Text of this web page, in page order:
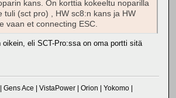
kans. On korttia kokeeltu noparilla
tuli (sct pro) , HW sc8:n kans ja HW
vaan et connecting ESC.
eli SCT-Pro:ssa on oma portti sitä
Ace | VistaPower | Orion | Yokomo |